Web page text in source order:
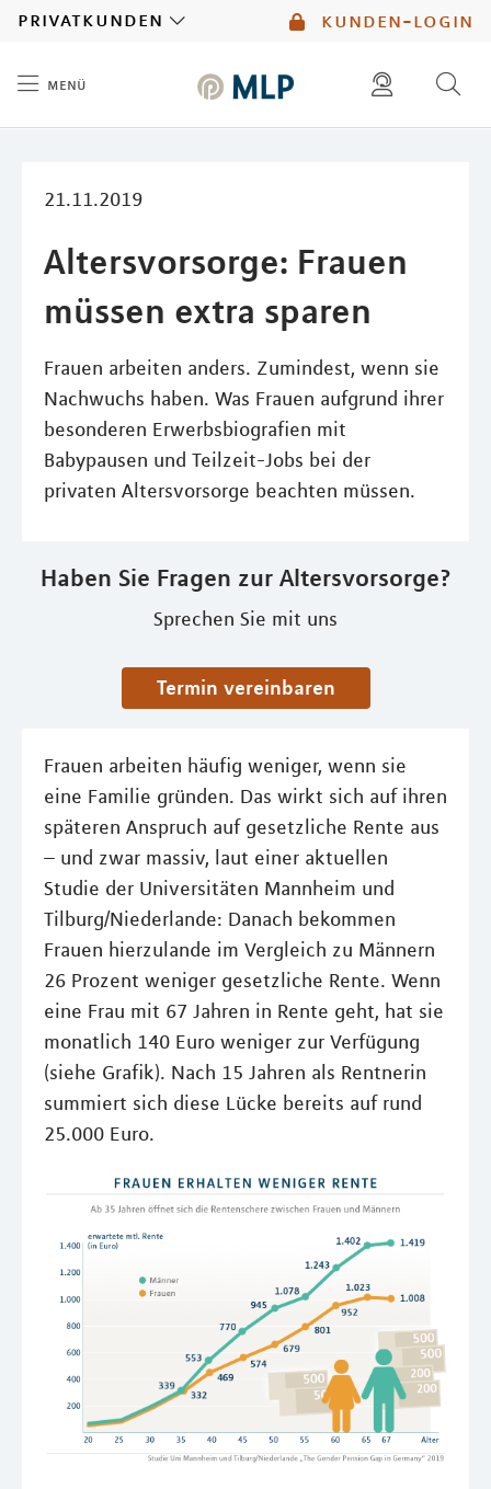
kunden-login
privatkunden
menü
21.11.2019
Altersvorsorge: Frauen
müssen extra sparen
Frauen arbeiten anders. Zumindest, wenn sie
Nachwuchs haben. Was Frauen aufgrund ihrer
besonderen Erwerbsbiografien mit
Babypausen und Teilzeit-Jobs bei der
privaten Altersvorsorge beachten müssen.
Haben Sie Fragen zur Altersvorsorge?
Sprechen Sie mit uns
Termin vereinbaren
Frauen arbeiten häufig weniger, wenn sie
eine Familie gründen. Das wirkt sich auf ihren
späteren Anspruch auf gesetzliche Rente aus
– und zwar massiv, laut einer aktuellen
Studie der Universitäten Mannheim und
Tilburg/Niederlande: Danach bekommen
Frauen hierzulande im Vergleich zu Männern
26 Prozent weniger gesetzliche Rente. Wenn
eine Frau mit 67 Jahren in Rente geht, hat sie
monatlich 140 Euro weniger zur Verfügung
(siehe Grafik). Nach 15 Jahren als Rentnerin
summiert sich diese Lücke bereits auf rund
25.000 Euro.